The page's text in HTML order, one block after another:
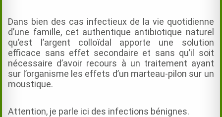
Dans bien des cas infectieux de la vie quotidienne
d’une famille, cet authentique antibiotique naturel
qu’est l’argent colloïdal apporte une solution
efficace sans effet secondaire et sans qu’il soit
nécessaire d’avoir recours à un traitement ayant
sur l’organisme les effets d’un marteau-pilon sur un
moustique.
Attention, je parle ici des infections bénignes.